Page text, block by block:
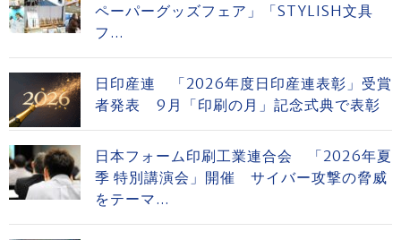
ペーパーグッズフェア」「STYLISH文具
フ...
日印産連 「2026年度日印産連表彰」受賞
者発表 9月「印刷の月」記念式典で表彰
日本フォーム印刷工業連合会 「2026年夏
季 特別講演会」開催 サイバー攻撃の脅威
をテーマ...